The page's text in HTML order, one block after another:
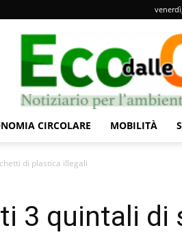
CIRCOLARE MOBILITÀ
di plastica illegali
3 quintali di